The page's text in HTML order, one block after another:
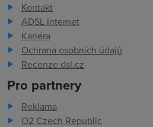
Kontakt
ADSL Internet
Kariéra
Ochrana osobních údajů
Recenze dsl.cz
Pro partnery
Reklama
O2 Czech Republic